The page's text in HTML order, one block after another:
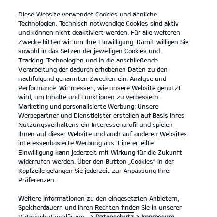
open
menu
KONTAKT
... ANLEITUNGEN
ANLEITUNGEN
Kia EV6 84-kWh-Batterie, Hinterradantrieb Air
(Strom/Reduktionsgetriebe); 168 kW (229 PS): Stromverbrauch
Klasse A. Bis zu 582 km Reichweite.
Diese Website verwendet Cookies und ähnliche
Technologien. Technisch notwendige Cookies sind aktiv
und können nicht deaktiviert werden. Für alle weiteren
Zwecke bitten wir um Ihre Einwilligung. Damit willigen Sie
sowohl in das Setzen der jeweiligen Cookies und
Tracking-Technologien und in die anschließende
Verarbeitung der dadurch erhobenen Daten zu den
nachfolgend genannten Zwecken ein: Analyse und
Performance: Wir messen, wie unsere Website genutzt
wird, um Inhalte und Funktionen zu verbessern.
Marketing und personalisierte Werbung: Unsere
Werbepartner und Dienstleister erstellen auf Basis Ihres
Nutzungsverhaltens ein Interessenprofil und spielen
Ihnen auf dieser Website und auch auf anderen Websites
interessenbasierte Werbung aus. Eine erteilte
Einwilligung kann jederzeit mit Wirkung für die Zukunft
widerrufen werden. Über den Button „Cookies“ in der
Kopfzeile gelangen Sie jederzeit zur Anpassung Ihrer
Präferenzen.
Weitere Informationen zu den eingesetzten Anbietern,
Speicherdauern und Ihren Rechten finden Sie in unserer